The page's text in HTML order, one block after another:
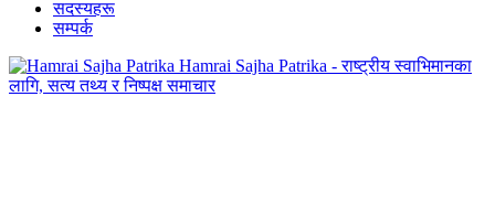
सदस्यहरू
सम्पर्क
Hamrai Sajha Patrika - राष्ट्रीय स्वाभिमानका
लागि, सत्य तथ्य र निष्पक्ष समाचार